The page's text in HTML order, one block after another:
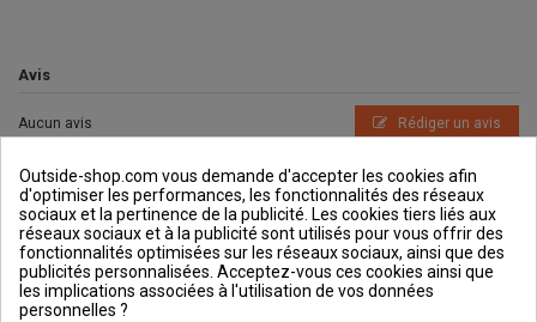
Avis
Aucun avis Rédiger un avis
Outside et vous
Outside-shop.com vous demande d'accepter les cookies afin
d'optimiser les performances, les fonctionnalités des réseaux
sociaux et la pertinence de la publicité. Les cookies tiers liés aux
réseaux sociaux et à la publicité sont utilisés pour vous offrir des
fonctionnalités optimisées sur les réseaux sociaux, ainsi que des
publicités personnalisées. Acceptez-vous ces cookies ainsi que
les implications associées à l'utilisation de vos données
personnelles ?